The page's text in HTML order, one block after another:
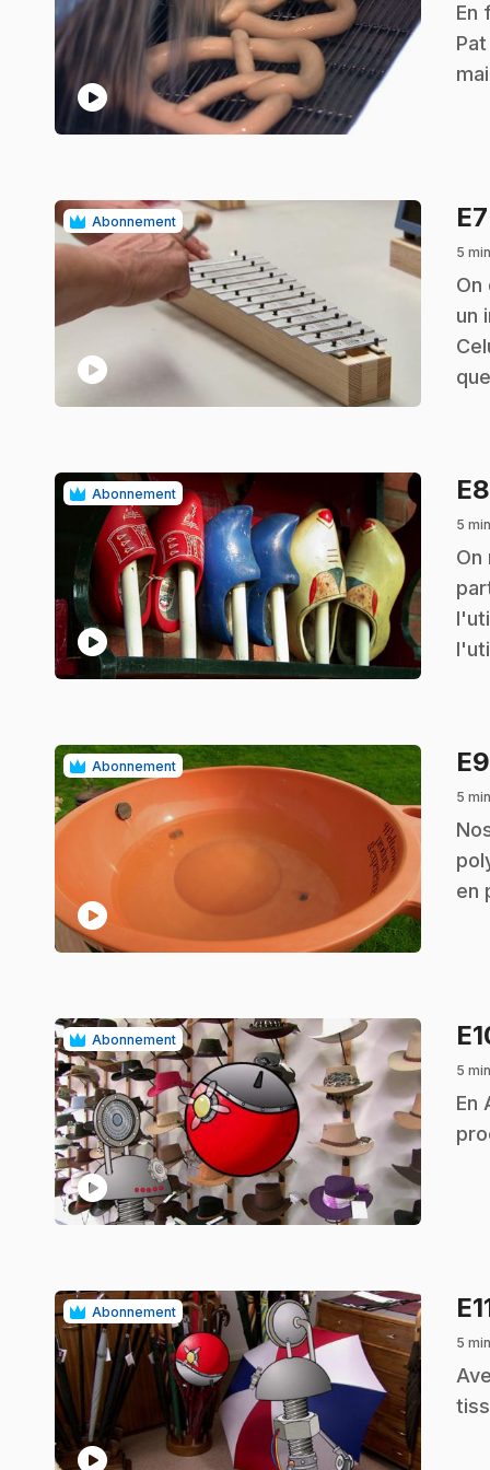
play_circle
.En
Abonnement
play_circle
E7
5 min
.On
un
Abonnement
play_circle
E8
5 min
.On
Abonnement
play_circle
E9
5 min
.
en
Abonnement
play_circle
5 min
.En
Abonnement
play_circle
5 min
.